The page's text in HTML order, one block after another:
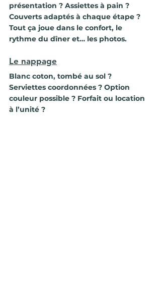
présentation ? Assiettes à pain ?
Couverts adaptés à chaque étape ?
Tout ça joue dans le confort, le
rythme du dîner et… les photos.
Le nappage
Blanc coton, tombé au sol ?
Serviettes coordonnées ? Option
couleur possible ? Forfait ou location
à l’unité ?